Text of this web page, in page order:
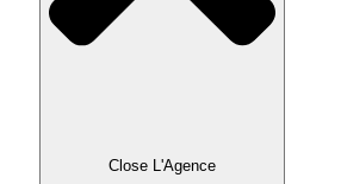
Close L'Agence